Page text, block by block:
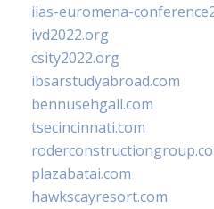
iias-euromena-
ivd2022.org
csity2022.org
ibsarstudyabroad.com
bennusehgall.com
tsecincinnati.com
plazabatai.com
hawkscayresort.com